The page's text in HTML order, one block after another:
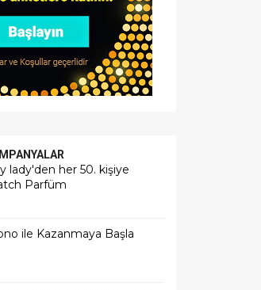
lady'den her 50. kişiye
Parfüm
ile Kazanmaya Başla